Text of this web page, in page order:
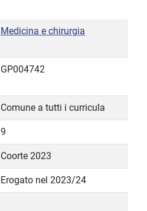
Medicina e chirurgia
GP004742
Comune a tutti i curricula
9
Coorte 2023
Erogato nel 2023/24